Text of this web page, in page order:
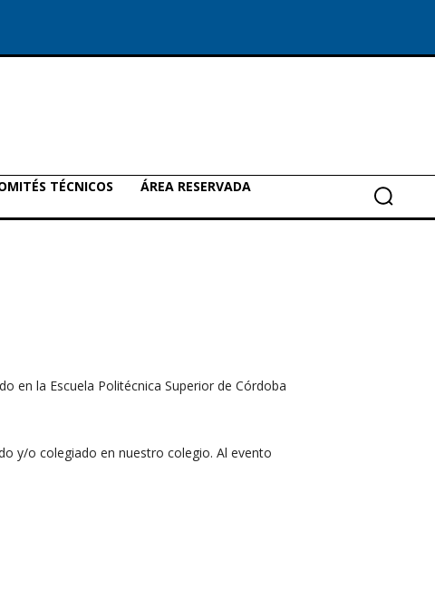
TÉCNICOS
ÁREA RESERVADA
en la Escuela Politécnica Superior de Córdoba
y/o colegiado en nuestro colegio. Al evento